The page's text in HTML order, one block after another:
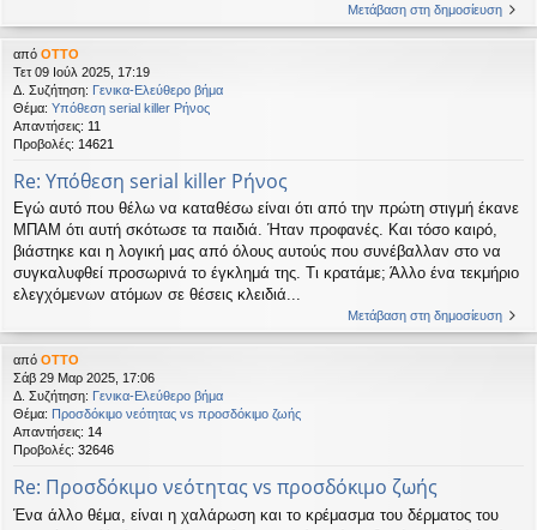
Μετάβαση στη δημοσίευση
από OTTO
Τετ 09 Ιούλ 2025, 17:19
Δ. Συζήτηση: Γενικα-Ελεύθερο βήμα
Θέμα: Υπόθεση serial killer Ρήνος
Απαντήσεις: 11
Προβολές: 14621
Re: Υπόθεση serial killer Ρήνος
Εγώ αυτό που θέλω να καταθέσω είναι ότι από την πρώτη στιγμή έκανε
ΜΠΑΜ ότι αυτή σκότωσε τα παιδιά. Ήταν προφανές. Και τόσο καιρό,
βιάστηκε και η λογική μας από όλους αυτούς που συνέβαλλαν στο να
συγκαλυφθεί προσωρινά το έγκλημά της. Τι κρατάμε; Άλλο ένα τεκμήριο
ελεγχόμενων ατόμων σε θέσεις κλειδιά...
Μετάβαση στη δημοσίευση
από OTTO
Σάβ 29 Μαρ 2025, 17:06
Δ. Συζήτηση: Γενικα-Ελεύθερο βήμα
Θέμα: Προσδόκιμο νεότητας vs προσδόκιμο ζωής
Απαντήσεις: 14
Προβολές: 32646
Re: Προσδόκιμο νεότητας vs προσδόκιμο ζωής
Ένα άλλο θέμα, είναι η χαλάρωση και το κρέμασμα του δέρματος του